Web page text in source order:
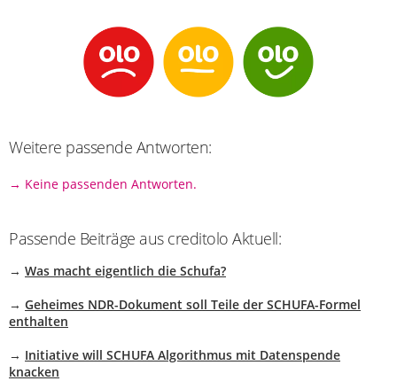
Weitere passende Antworten:
→ Keine passenden Antworten.
Passende Beiträge aus creditolo Aktuell:
→ Was macht eigentlich die Schufa?
→ Geheimes NDR-Dokument soll Teile der SCHUFA-Formel
enthalten
→ Initiative will SCHUFA Algorithmus mit Datenspende
knacken